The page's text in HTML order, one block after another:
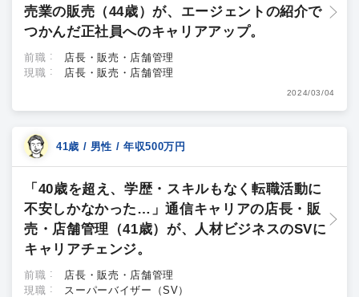
売業の販売（44歳）が、エージェントの紹介で
つかんだ正社員へのキャリアアップ。
前職
店長・販売・店舗管理
現職
店長・販売・店舗管理
2024/03/04
41歳 / 男性 / 年収500万円
「40歳を超え、学歴・スキルもなく転職活動に
不安しかなかった…」通信キャリアの店長・販
売・店舗管理（41歳）が、人材ビジネスのSVに
キャリアチェンジ。
前職
店長・販売・店舗管理
現職
スーパーバイザー（SV）